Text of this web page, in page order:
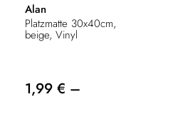
Alan
Platzmatte 30x40cm,
beige, Vinyl
1,99 € –